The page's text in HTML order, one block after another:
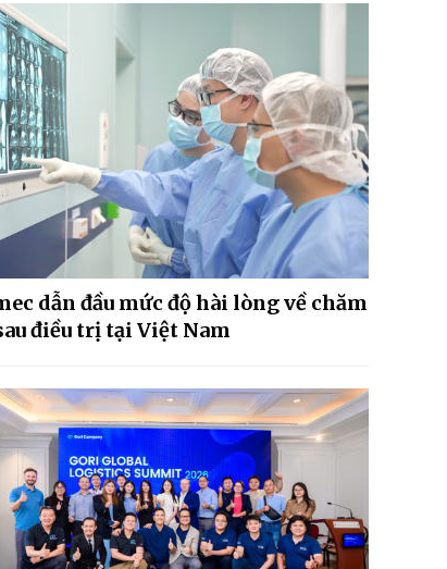
dẫn đầu mức độ hài lòng về chăm
điều trị tại Việt Nam